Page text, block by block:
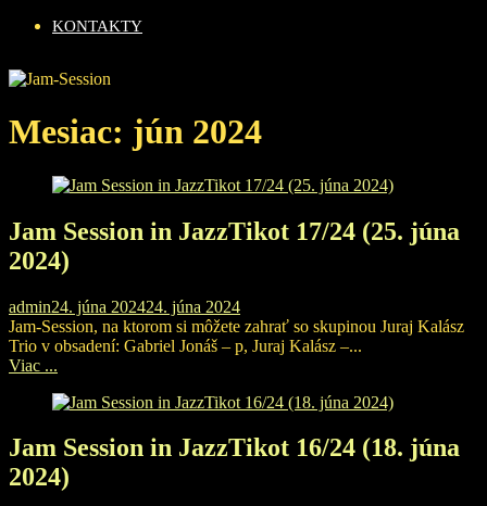
KONTAKTY
Mesiac: jún 2024
Jam Session in JazzTikot 17/24 (25. júna
2024)
admin24. júna 202424. júna 2024
Jam-Session, na ktorom si môžete zahrať so skupinou Juraj Kalász
Trio v obsadení: Gabriel Jonáš – p, Juraj Kalász –...
Viac ...
Jam Session in JazzTikot 16/24 (18. júna
2024)